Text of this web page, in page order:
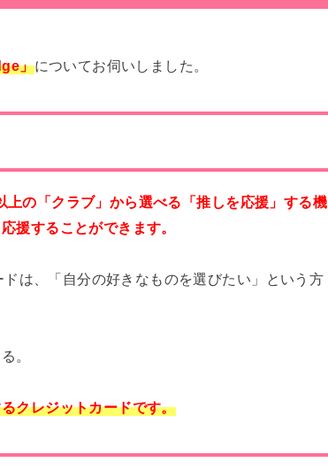
」についてお伺いしました。
上の「クラブ」から選べる「推しを応援」する機
援することができます。
は、「自分の好きなものを選びたい」という方
。
クレジットカードです。